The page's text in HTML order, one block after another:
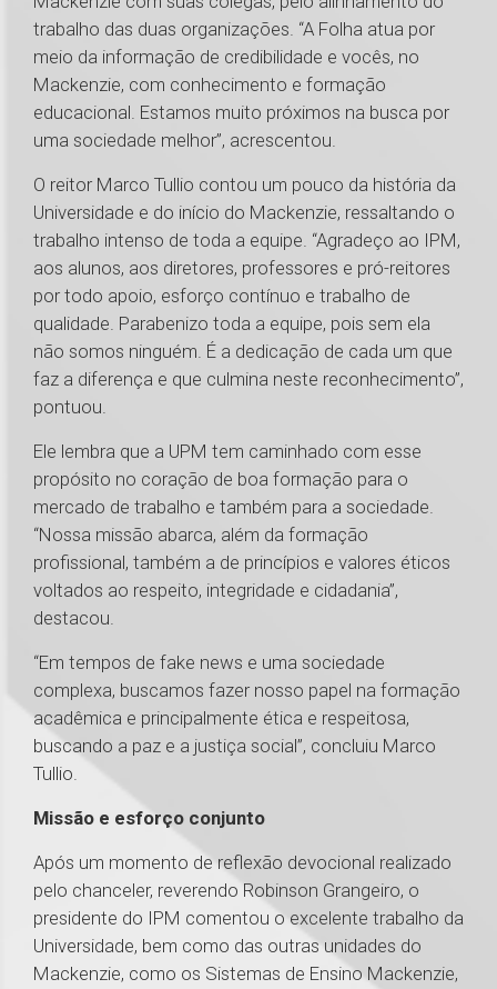
trabalho das duas organizações. “A Folha atua por
meio da informação de credibilidade e vocês, no
Mackenzie, com conhecimento e formação
educacional. Estamos muito próximos na busca por
uma sociedade melhor”, acrescentou.
O reitor Marco Tullio contou um pouco da história da
Universidade e do início do Mackenzie, ressaltando o
trabalho intenso de toda a equipe. “Agradeço ao IPM,
aos alunos, aos diretores, professores e pró-reitores
por todo apoio, esforço contínuo e trabalho de
qualidade. Parabenizo toda a equipe, pois sem ela
não somos ninguém. É a dedicação de cada um que
faz a diferença e que culmina neste reconhecimento”,
pontuou.
Ele lembra que a UPM tem caminhado com esse
propósito no coração de boa formação para o
mercado de trabalho e também para a sociedade.
“Nossa missão abarca, além da formação
profissional, também a de princípios e valores éticos
voltados ao respeito, integridade e cidadania”,
destacou.
“Em tempos de fake news e uma sociedade
complexa, buscamos fazer nosso papel na formação
acadêmica e principalmente ética e respeitosa,
buscando a paz e a justiça social”, concluiu Marco
Tullio.
Missão e esforço conjunto
Após um momento de reflexão devocional realizado
pelo chanceler, reverendo Robinson Grangeiro, o
presidente do IPM comentou o excelente trabalho da
Universidade, bem como das outras unidades do
Mackenzie, como os Sistemas de Ensino Mackenzie,